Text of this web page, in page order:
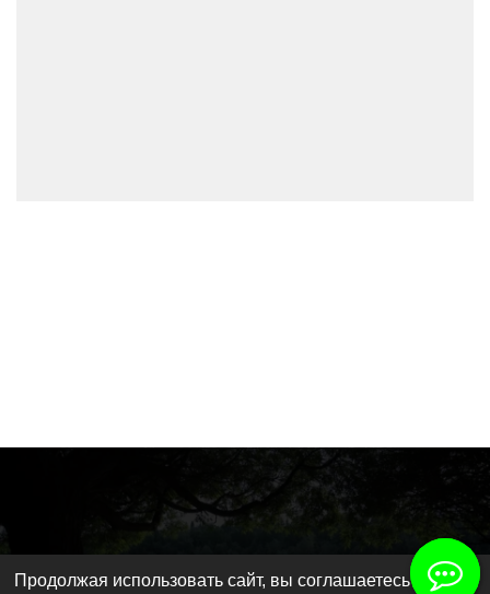
Продолжая использовать сайт, вы соглашаетесь на